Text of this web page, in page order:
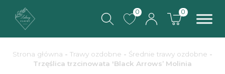
0 0
Strona główna - Trawy ozdobne - Średnie trawy ozdobne -
Trzęślica trzcinowata 'Black Arrows’ Molinia